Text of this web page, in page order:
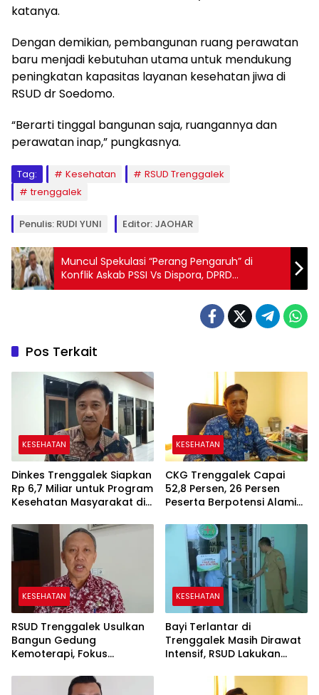
katanya.
Dengan demikian, pembangunan ruang perawatan
baru menjadi kebutuhan utama untuk mendukung
peningkatan kapasitas layanan kesehatan jiwa di
RSUD dr Soedomo.
“Berarti tinggal bangunan saja, ruangannya dan
perawatan inap,” pungkasnya.
Tag: Kesehatan
RSUD Trenggalek
trenggalek
Penulis: RUDI YUNI Editor: JAOHAR
Muncul Spekulasi “Perang Pengaruh” di
Konflik Askab PSSI Vs Dispora, DPRD
Trenggalek Buka Suara
Pos Terkait
KESEHATAN
Dinkes Trenggalek Siapkan
Rp 6,7 Miliar untuk Program
Kesehatan Masyarakat di
KESEHATAN
CKG Trenggalek Capai
52,8 Persen, 26 Persen
Peserta Berpotensi Alami
KESEHATAN
RSUD Trenggalek Usulkan
Bangun Gedung
Kemoterapi, Fokus
KESEHATAN
Bayi Terlantar di
Trenggalek Masih Dirawat
Intensif, RSUD Lakukan